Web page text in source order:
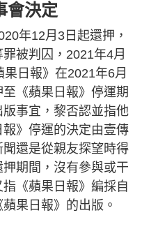
會決定
年12月3日起還押，
被判囚，2021年4月
日報》在2021年6月
《蘋果日報》停運期
事宜，黎否認並指他
》停運的決定由壹傳
還是從親友探望時得
期間，沒有參與或干
《蘋果日報》編採自
果日報》的出版。